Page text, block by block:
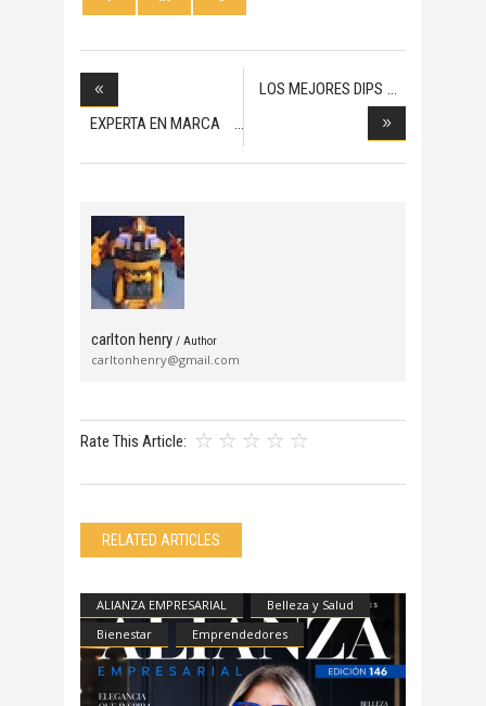
EXPERTA EN MARCA
LOS MEJORES DIPS
carlton henry / Author
carltonhenry@gmail.com
Rate This Article:
RELATED ARTICLES
ALIANZA EMPRESARIAL
Belleza y Salud
Bienestar
Emprendedores